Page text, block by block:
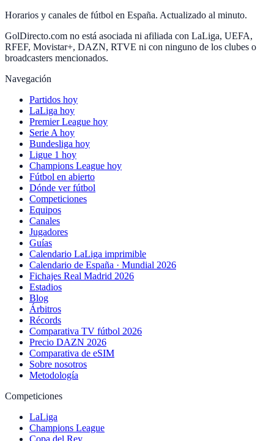
Horarios y canales de fútbol en España. Actualizado al minuto.
GolDirecto.com no está asociada ni afiliada con LaLiga, UEFA,
RFEF, Movistar+, DAZN, RTVE ni con ninguno de los clubes o
broadcasters mencionados.
Navegación
Partidos hoy
LaLiga hoy
Premier League hoy
Serie A hoy
Bundesliga hoy
Ligue 1 hoy
Champions League hoy
Fútbol en abierto
Dónde ver fútbol
Competiciones
Equipos
Canales
Jugadores
Guías
Calendario LaLiga imprimible
Calendario de España · Mundial 2026
Fichajes Real Madrid 2026
Estadios
Blog
Árbitros
Récords
Comparativa TV fútbol 2026
Precio DAZN 2026
Comparativa de eSIM
Sobre nosotros
Metodología
Competiciones
LaLiga
Champions League
Copa del Rey